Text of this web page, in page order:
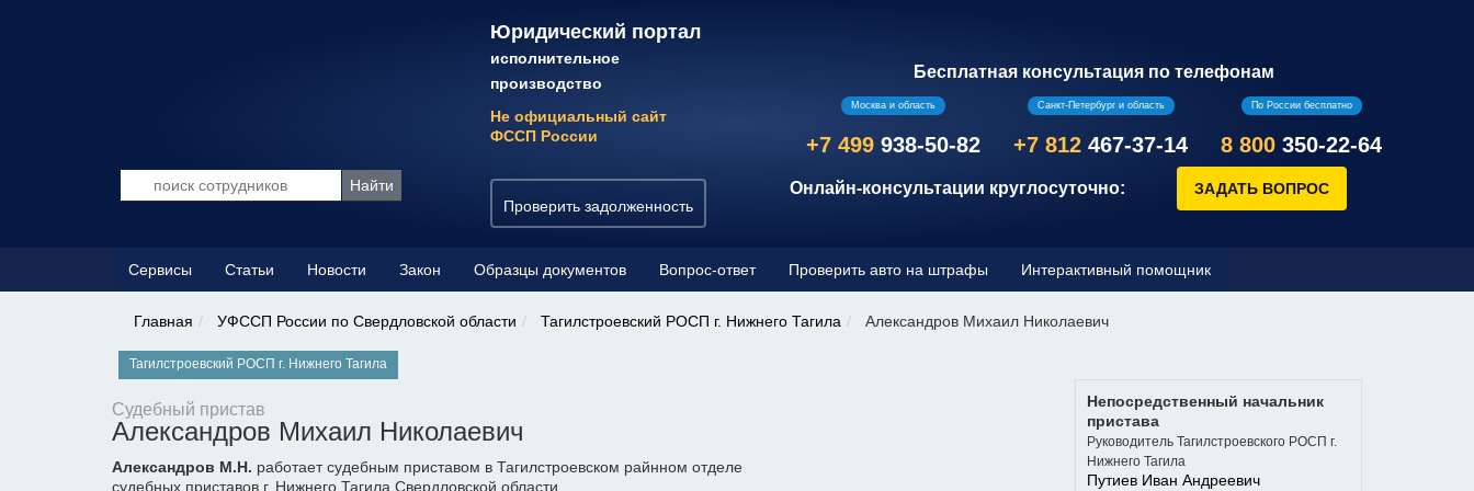
Юридический портал
исполнительное
производство
Не официальный сайт
ФССП России
Проверить задолженность
Бесплатная консультация по телефонам
Москва и область
+7 499 938-50-82
Санкт-Петербург и область
+7 812 467-37-14
По России бесплатно
8 800 350-22-64
Онлайн-консультации круглосуточно:
Сервисы Статьи Новости Закон Образцы документов Вопрос-ответ Проверить авто на штрафы Интерактивный помощник
Главная УФССП России по Свердловской области Тагилстроевский РОСП г. Нижнего Тагила Александров Михаил Николаевич
Тагилстроевский РОСП г. Нижнего Тагила
Судебный пристав
Александров Михаил Николаевич
Александров М.Н. работает судебным приставом в Тагилстроевском райнном отделе
судебных приставов г. Нижнего Тагила Свердловской области
Непосредственный начальник
пристава
Руководитель Тагилстроевского РОСП г.
Нижнего Тагила
Путиев Иван Андреевич